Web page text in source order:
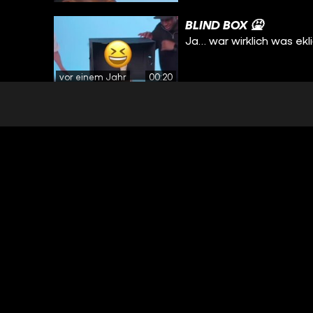
vor einem Jahr 00:20
BLIND BOX 🤮
Ja… war wirklich was
Alle guten Dinge sind 3….